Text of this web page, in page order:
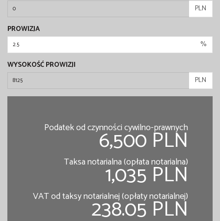
PLN
PROWIZJA
%
WYSOKOŚĆ PROWIZJI
PLN
Podatek od czynności cywilno-prawnych
6,500 PLN
Taksa notarialna (opłata notarialna)
1,035 PLN
VAT od taksy notarialnej (opłaty notarialnej)
238.05 PLN